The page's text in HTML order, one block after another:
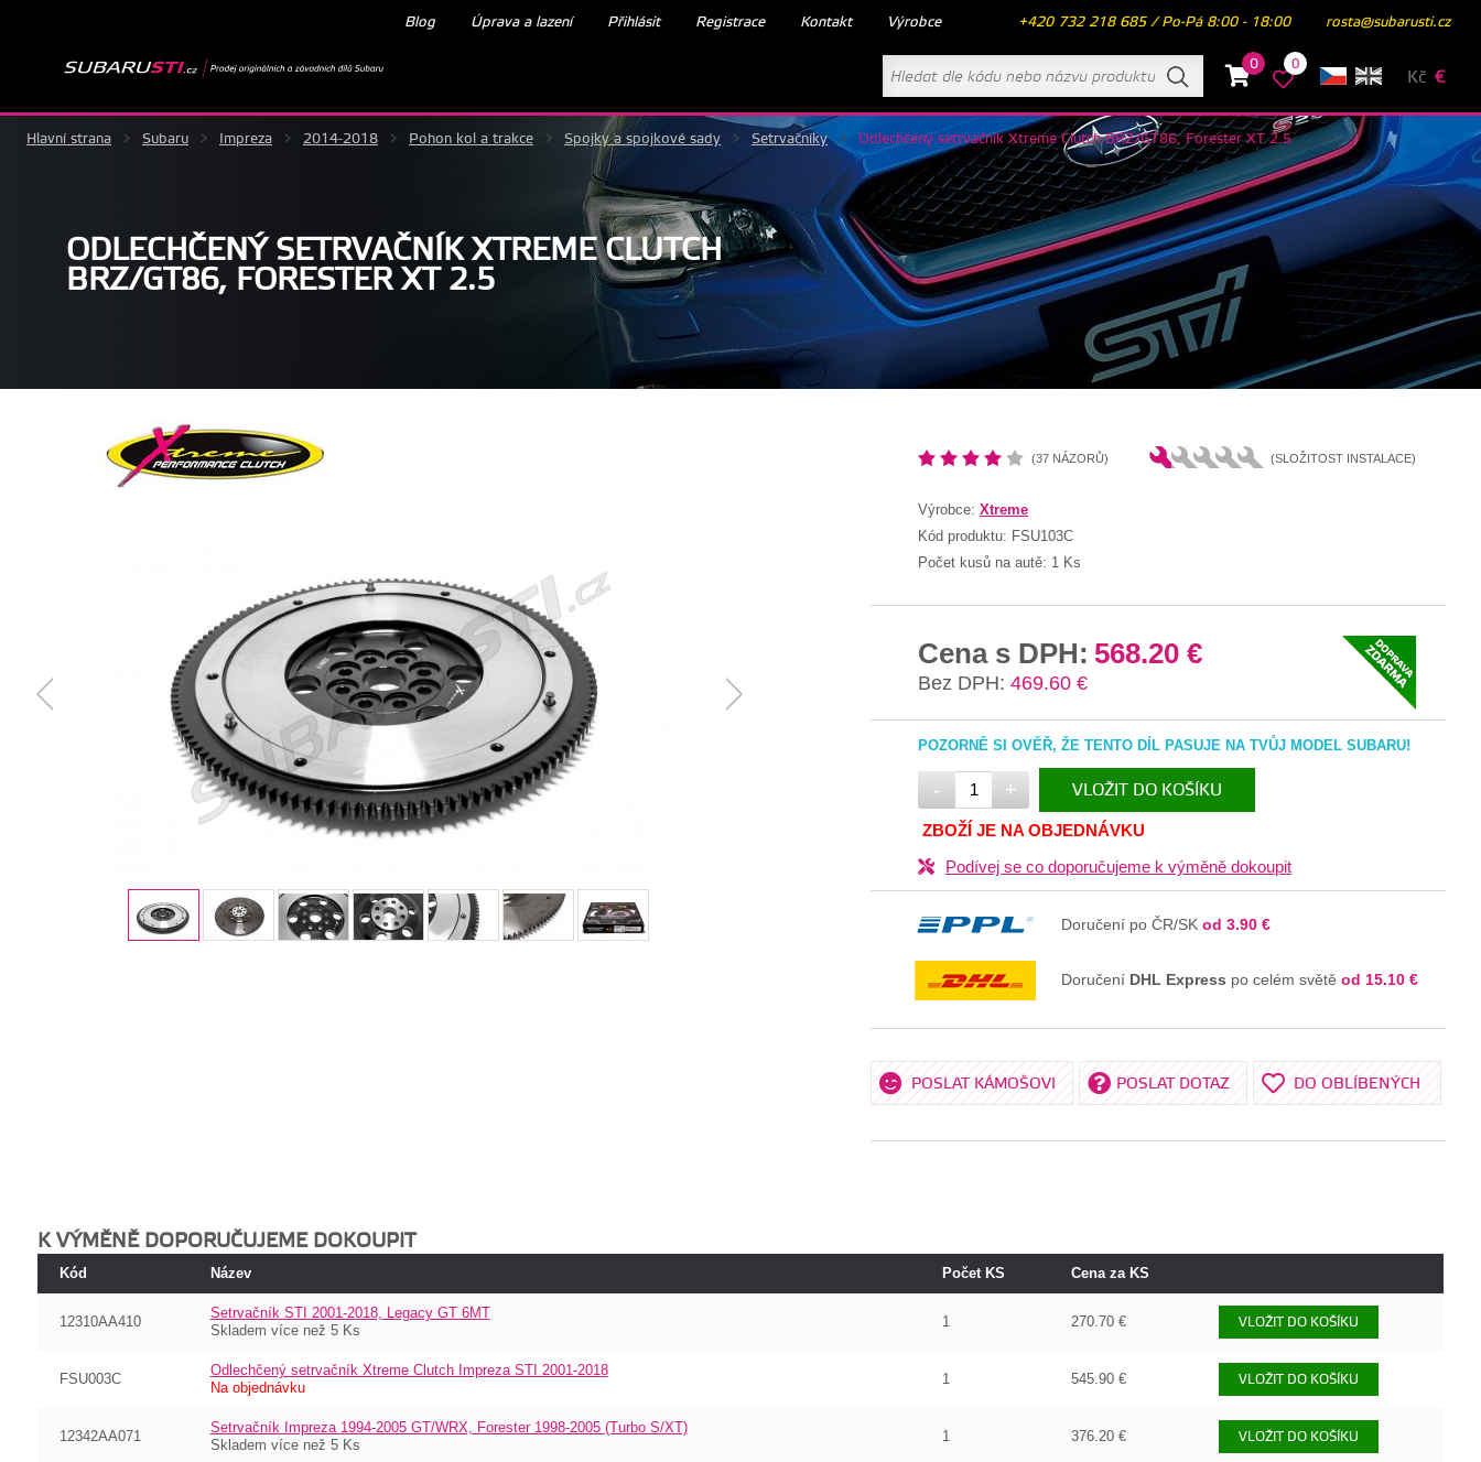
Blog Úprava a lazení Přihlásit Registrace Kontakt Výrobce +420 732 218 685 / Po-Pá 8:00 - 18:00 rosta@subarusti.cz
0 0
Kč €
Hlavní strana > Subaru > Impreza > 2014-2018 > Pohon kol a trakce > Spojky a spojkové sady > Setrvačníky > Odlechčený setrvačník Xtreme Clutch BRZ/GT86, Forester XT 2.5
ODLECHČENÝ SETRVAČNÍK XTREME CLUTCH
BRZ/GT86, FORESTER XT 2.5
(37 NÁZORŮ) (SLOŽITOST INSTALACE)
Výrobce: Xtreme
Kód produktu: FSU103C
Počet kusů na autě: 1 Ks
Cena s DPH: 568.20 €
Bez DPH: 469.60 €
POZORNĚ SI OVĚŘ, ŽE TENTO DÍL PASUJE NA TVŮJ MODEL SUBARU!
- + VLOŽIT DO KOŠÍKU
V KOŠÍKU
ZBOŽÍ JE NA OBJEDNÁVKU
Podívej se co doporučujeme k výměně dokoupit
Doručení po ČR/SK od 3.90 €
Doručení DHL Express po celém světě od 15.10 €
POSLAT KÁMOŠOVI POSLAT DOTAZ DO OBLÍBENÝCH
K VÝMĚNĚ DOPORUČUJEME DOKOUPIT
Kód Název Počet KS Cena za KS
12310AA410
Setrvačník STI 2001-2018, Legacy GT 6MT
Skladem více než 5 Ks
1 270.70 € VLOŽIT DO KOŠÍKU
FSU003C
Odlechčený setrvačník Xtreme Clutch Impreza STI 2001-2018
Na objednávku
1 545.90 € VLOŽIT DO KOŠÍKU
12342AA071
Setrvačník Impreza 1994-2005 GT/WRX, Forester 1998-2005 (Turbo S/XT)
Skladem více než 5 Ks
1 376.20 € VLOŽIT DO KOŠÍKU